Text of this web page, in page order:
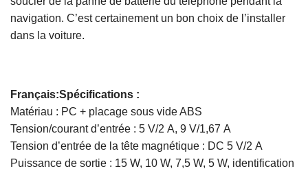
navigation. C’est certainement un bon choix de l’installer
dans la voiture.
Français:Spécifications :
Matériau : PC + placage sous vide ABS
Tension/courant d’entrée : 5 V/2 A, 9 V/1,67 A
Tension d’entrée de la tête magnétique : DC 5 V/2 A
Puissance de sortie : 15 W, 10 W, 7,5 W, 5 W, identification